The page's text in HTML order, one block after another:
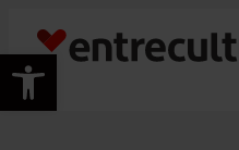
Abrir barra de herramientas